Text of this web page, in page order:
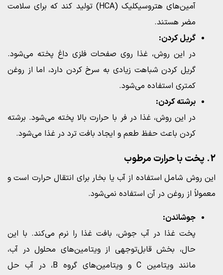
آمین‌های هتروسیکلیک (HCA) تولید کند که برای سلامت
مضر هستند.
گریل کردن:
در این روش، غذا روی صفحات فلزی داغ پخته می‌شود.
گریل کردن شباهت زیادی به سرخ کردن دارد، اما از روغن
کمتری استفاده می‌شود.
برشته کردن:
در این روش، غذا در فر با حرارت بالا پخته می‌شود. برشته
کردن باعث حفظ طعم و ایجاد بافت ترد در غذا می‌شود.
2. پخت با حرارت مرطوب
این روش شامل استفاده از آب یا بخار برای انتقال حرارت است و
معمولاً از روغن در آن استفاده نمی‌شود.
جوشاندن:
پخت غذا در آب جوش، بافت غذا را نرم می‌کند. با این
حال، بخش قابل‌توجهی از ویتامین‌های محلول در آب،
مانند ویتامین C و ویتامین‌های گروه B، در آب حل